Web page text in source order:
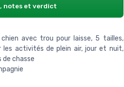
notes et verdict
avec trou pour laisse, 5 tailles,
les activités de plein air, jour et nuit,
chasse